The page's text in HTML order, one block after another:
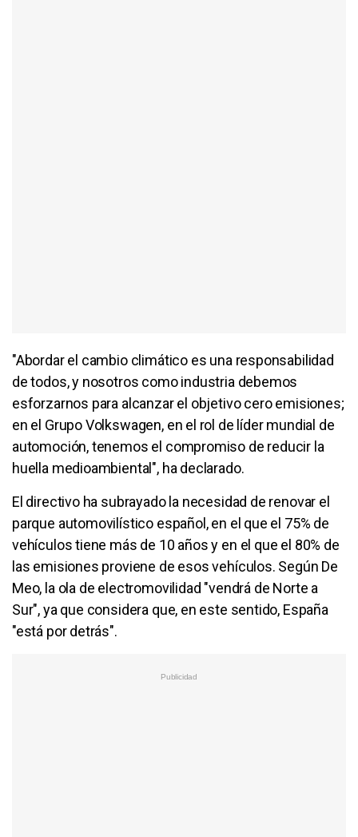
"Abordar el cambio climático es una responsabilidad
de todos, y nosotros como industria debemos
esforzarnos para alcanzar el objetivo cero emisiones;
en el Grupo Volkswagen, en el rol de líder mundial de
automoción, tenemos el compromiso de reducir la
huella medioambiental", ha declarado.
El directivo ha subrayado la necesidad de renovar el
parque automovilístico español, en el que el 75% de
vehículos tiene más de 10 años y en el que el 80% de
las emisiones proviene de esos vehículos. Según De
Meo, la ola de electromovilidad "vendrá de Norte a
Sur", ya que considera que, en este sentido, España
"está por detrás".